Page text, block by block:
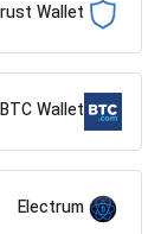
Wallet
BTC Wallet
Electrum